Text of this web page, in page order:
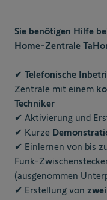
Sie benötigen Hilfe
Home-Zentrale
✔ Telefonische
Zentrale mit einem
Techniker
✔ Aktivierung und
✔ Kurze
✔ Einlernen von bis
Funk-
(ausgenommen
✔ Erstellung von